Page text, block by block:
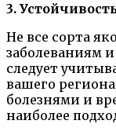
3.
Не все сорта
заболеваниям
следует
вашего
болезнями и
наиболее